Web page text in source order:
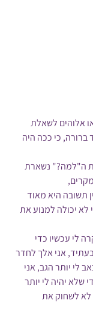
אלוהים לשאלת
כי ככה היה
ה"למה?" נשארת
תשובה היא מאוד
לא יכולה למנוע את
לי עכשיו כדי
אני אלך לחדר
לי יותר הגב, אני
שלא יהיה לי יותר
לא לשחוק את